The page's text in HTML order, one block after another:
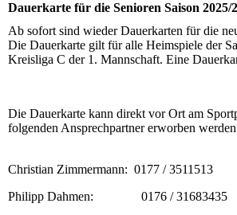
Dauerkarte für die Senioren Saison 2025/
Ab sofort sind wieder Dauerkarten für die
Die Dauerkarte gilt für alle Heimspiele der
Kreisliga C der 1. Mannschaft. Eine
Die Dauerkarte kann direkt vor Ort am
folgenden Ansprechpartner erworben
Christian Zimmermann: 0177 / 3511513
Philipp Dahmen: 0176 / 31683435